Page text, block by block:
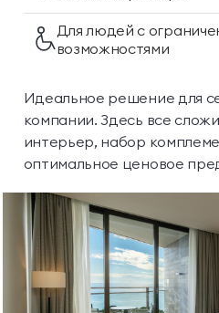
Для людей с
возможностями
Идеальное решение для
компании. Здесь все
интерьер, набор
оптимальное ценовое